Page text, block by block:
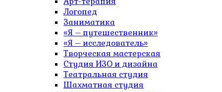
Логопед
Заниматика
«Я – путешественник»
«Я – исследователь»
Творческая мастерская
Студия ИЗО и дизайна
Театральная студия
Шахматная студия